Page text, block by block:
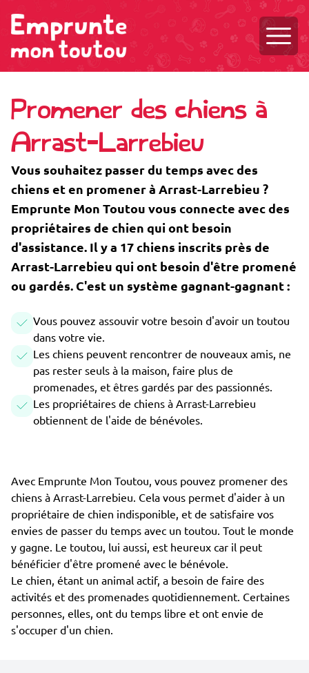
Promener des chiens à
Arrast-Larrebieu
Vous souhaitez passer du temps avec des
chiens et en promener à Arrast-Larrebieu ?
Emprunte Mon Toutou vous connecte avec des
propriétaires de chien qui ont besoin
d'assistance. Il y a 17 chiens inscrits près de
Arrast-Larrebieu qui ont besoin d'être promené
ou gardés. C'est un système gagnant-gagnant :
Vous pouvez assouvir votre besoin d'avoir un toutou
dans votre vie.
Les chiens peuvent rencontrer de nouveaux amis, ne
pas rester seuls à la maison, faire plus de
promenades, et êtres gardés par des passionnés.
Les propriétaires de chiens à Arrast-Larrebieu
obtiennent de l'aide de bénévoles.
Avec Emprunte Mon Toutou, vous pouvez promener des
chiens à Arrast-Larrebieu. Cela vous permet d'aider à un
propriétaire de chien indisponible, et de satisfaire vos
envies de passer du temps avec un toutou. Tout le monde
y gagne. Le toutou, lui aussi, est heureux car il peut
bénéficier d'être promené avec le bénévole.
Le chien, étant un animal actif, a besoin de faire des
activités et des promenades quotidiennement. Certaines
personnes, elles, ont du temps libre et ont envie de
s'occuper d'un chien.